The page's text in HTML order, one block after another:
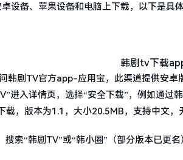
设备、苹果设备和电脑上下载，以下是具体
韩剧TV官方app-应用宝，此渠道提供安
进入详情页，选择“安全下载”，例如通
载，版本为1.1，大小20.5MB，支持中文
索“韩剧TV”或“韩小圈”（部分版本已更名